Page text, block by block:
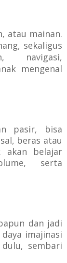
atau mainan.
sekaligus
navigasi,
mengenal
pasir, bisa
beras atau
akan belajar
serta
dan jadi
imajinasi
sembari